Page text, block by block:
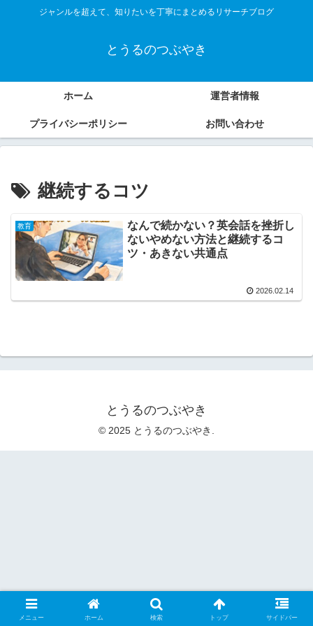
ジャンルを超えて、知りたいを丁寧にまとめるリサーチブログ
とうるのつぶやき
ホーム 運営者情報
プライバシーポリシー お問い合わせ
継続するコツ
教育
なんで続かない？英会話を挫折し
ないやめない方法と継続するコ
ツ・あきない共通点
2026.02.14
とうるのつぶやき
© 2025 とうるのつぶやき.
メニュー ホーム 検索 トップ サイドバー